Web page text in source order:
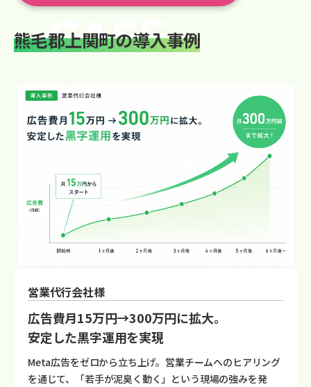
熊毛郡上関町の導入事例
営業代行会社様
広告費月15万円→300万円に拡大。
安定した黒字運用を実現
Meta広告をゼロから立ち上げ。営業チームへのヒアリング
を通じて、「若手が泥臭く動く」という現場の強みを発